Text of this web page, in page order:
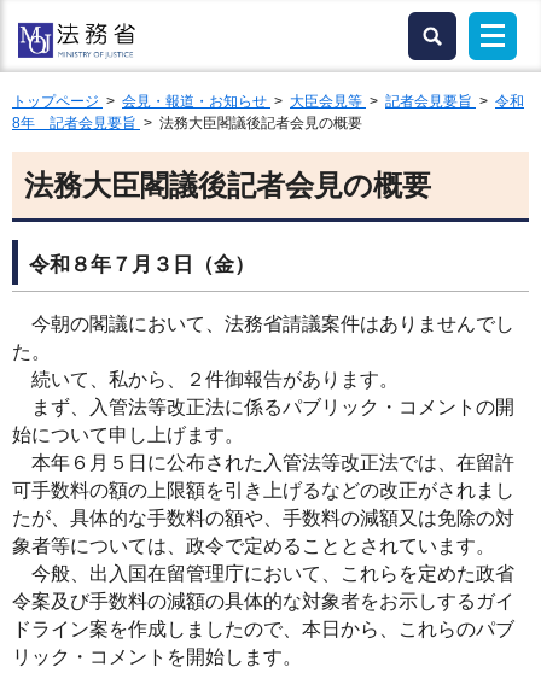
トップページ > 会見・報道・お知らせ > 大臣会見等 > 記者会見要旨 > 令和
8年 記者会見要旨 > 法務大臣閣議後記者会見の概要
法務大臣閣議後記者会見の概要
令和８年７月３日（金）
今朝の閣議において、法務省請議案件はありませんでし
た。
続いて、私から、２件御報告があります。
まず、入管法等改正法に係るパブリック・コメントの開
始について申し上げます。
本年６月５日に公布された入管法等改正法では、在留許
可手数料の額の上限額を引き上げるなどの改正がされまし
たが、具体的な手数料の額や、手数料の減額又は免除の対
象者等については、政令で定めることとされています。
今般、出入国在留管理庁において、これらを定めた政省
令案及び手数料の減額の具体的な対象者をお示しするガイ
ドライン案を作成しましたので、本日から、これらのパブ
リック・コメントを開始します。